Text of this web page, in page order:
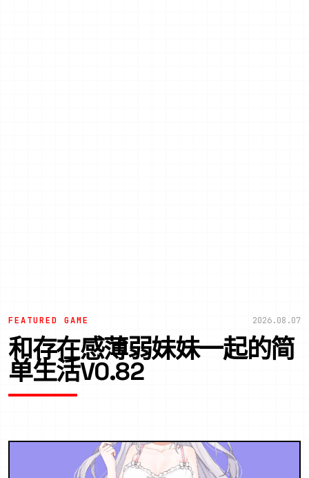
FEATURED GAME 2026.08.07
和存在感薄弱妹妹一起的简
单生活V0.82